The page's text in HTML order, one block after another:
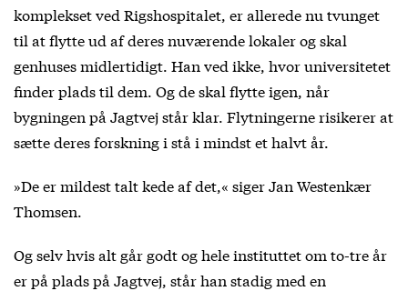
komplekset ved Rigshospitalet, er allerede nu tvunget
til at flytte ud af deres nuværende lokaler og skal
genhuses midlertidigt. Han ved ikke, hvor universitetet
finder plads til dem. Og de skal flytte igen, når
bygningen på Jagtvej står klar. Flytningerne risikerer at
sætte deres forskning i stå i mindst et halvt år.
»De er mildest talt kede af det,« siger Jan Westenkær
Thomsen.
Og selv hvis alt går godt og hele instituttet om to-tre år
er på plads på Jagtvej, står han stadig med en